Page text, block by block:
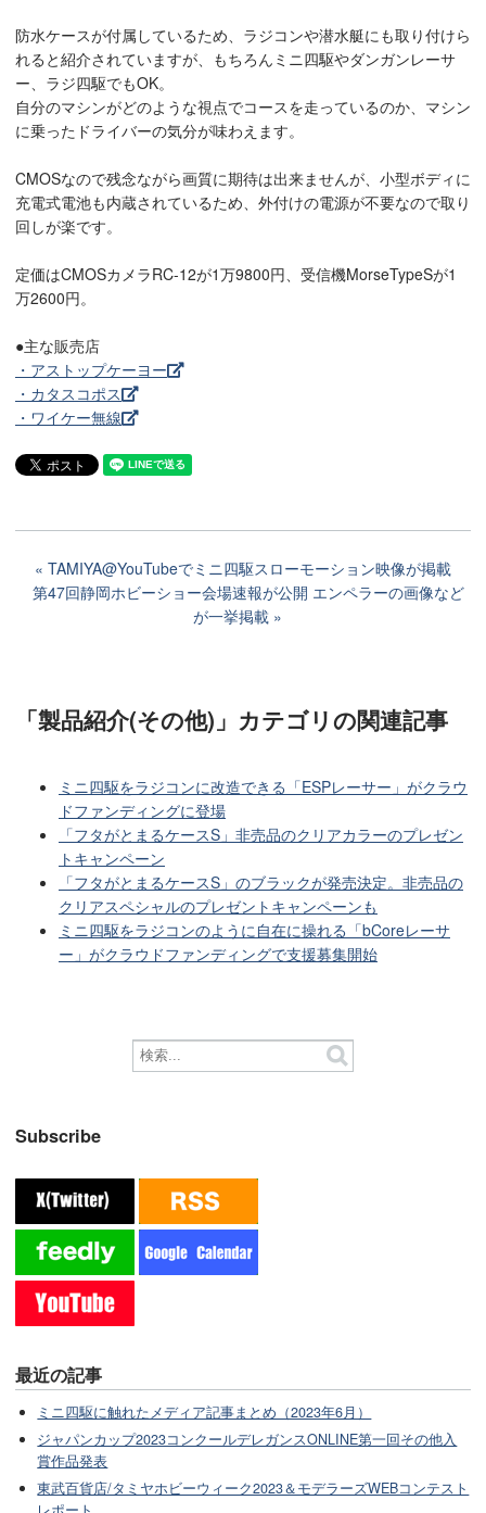
防水ケースが付属しているため、ラジコンや潜水艇にも取り付けら
れると紹介されていますが、もちろんミニ四駆やダンガンレーサ
ー、ラジ四駆でもOK。
自分のマシンがどのような視点でコースを走っているのか、マシン
に乗ったドライバーの気分が味わえます。
CMOSなので残念ながら画質に期待は出来ませんが、小型ボディに
充電式電池も内蔵されているため、外付けの電源が不要なので取り
回しが楽です。
定価はCMOSカメラRC-12が1万9800円、受信機MorseTypeSが1
万2600円。
●主な販売店
・アストップケーヨー
・カタスコポス
・ワイケー無線
TAMIYA@YouTubeでミニ四駆スローモーション映像が掲載
第47回静岡ホビーショー会場速報が公開 エンペラーの画像など
が一挙掲載
「製品紹介(その他)」カテゴリの関連記事
ミニ四駆をラジコンに改造できる「ESPレーサー」がクラウ
ドファンディングに登場
「フタがとまるケースS」非売品のクリアカラーのプレゼン
トキャンペーン
「フタがとまるケースS」のブラックが発売決定。非売品の
クリアスペシャルのプレゼントキャンペーンも
ミニ四駆をラジコンのように自在に操れる「bCoreレーサ
ー」がクラウドファンディングで支援募集開始
Subscribe
最近の記事
ミニ四駆に触れたメディア記事まとめ（2023年6月）
ジャパンカップ2023コンクールデレガンスONLINE第一回その他入
賞作品発表
東武百貨店/タミヤホビーウィーク2023＆モデラーズWEBコンテスト